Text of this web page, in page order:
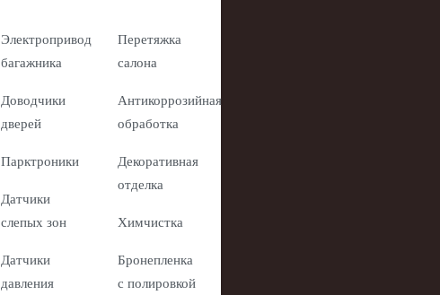
Электропривод
багажника
Доводчики
дверей
Парктроники
Датчики
слепых зон
Датчики
давления
Перетяжка
салона
Антикоррозийная
обработка
Декоративная
отделка
Химчистка
Бронепленка
с полировкой